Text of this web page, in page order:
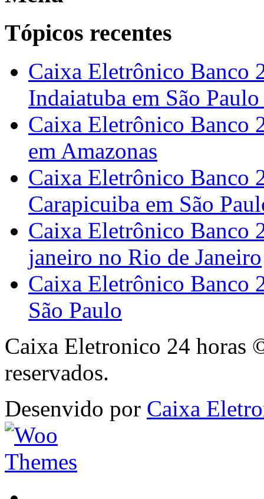
Tópicos recentes
Caixa Eletrônico Banco
Indaiatuba em São
Caixa Eletrônico Banco
em Amazonas
Caixa Eletrônico Banco
Carapicuiba em São
Caixa Eletrônico Banco
janeiro no Rio de Janeiro
Caixa Eletrônico Banco
São Paulo
Caixa Eletronico 24 horas
reservados.
Desenvido por Caixa